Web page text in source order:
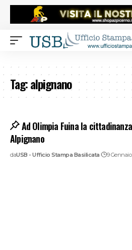
Tag:alpignano
Ad Olimpia Fuina la
Alpignano
daUSB - Ufficio Stampa Basilicata 9 Gennaio